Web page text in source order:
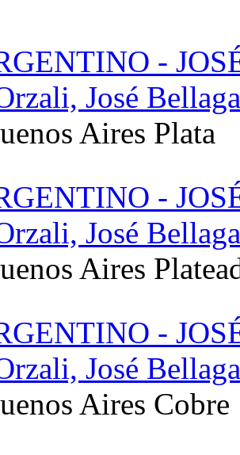
-
José
Aires Plata
-
José
Aires
-
José
Aires Cobre